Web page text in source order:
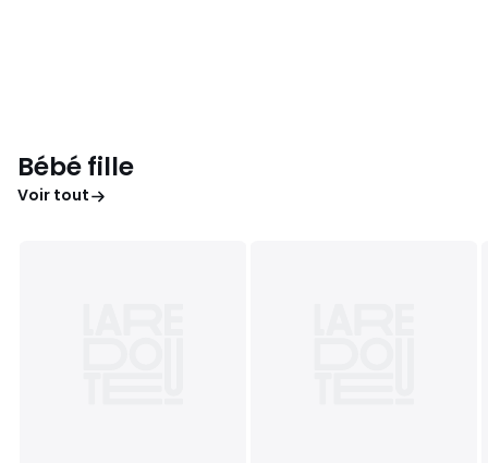
Bébé fille
Voir tout